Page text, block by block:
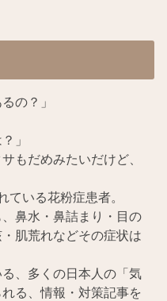
の？」
」
もだめみたいだけど、
ている花粉症患者。
鼻水・鼻詰まり・目の
肌荒れなどその症状は
、多くの日本人の「気
る、情報・対策記事を